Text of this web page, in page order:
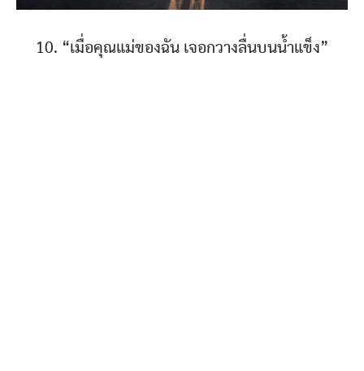
10. “เมื่อคุณแม่ของฉัน เจอกวางลื่นบนน้ำแข็ง”